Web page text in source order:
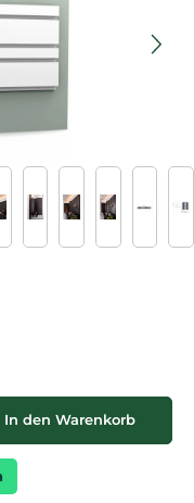
oder benutze die
In den Warenkorb